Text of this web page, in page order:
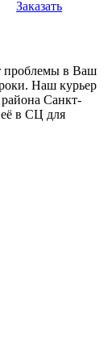
Заказать
проблемы в Ваш
Наш курьер
Санкт-
её в СЦ для